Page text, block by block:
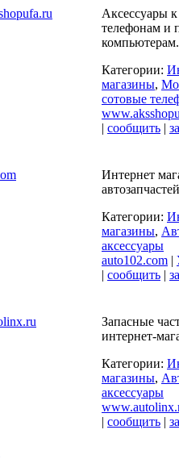
Аксессуары
телефонам и
компьютерам.
Категории:
магазины,
сотовые
| сообщить |
Интернет
автозапчастей
Категории:
магазины,
аксессуары
auto102.com |
| сообщить |
Запасные
интернет-
Категории:
магазины,
аксессуары
| сообщить |